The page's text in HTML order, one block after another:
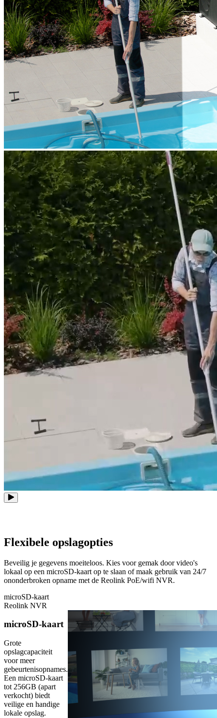
Flexibele opslagopties
Beveilig je gegevens moeiteloos. Kies voor gemak door video's
lokaal op een microSD-kaart op te slaan of maak gebruik van 24/7
ononderbroken opname met de Reolink PoE/wifi NVR.
microSD-kaart
Reolink NVR
microSD-kaart
Grote
opslagcapaciteit
voor meer
gebeurtenisopnames.
Een microSD-kaart
tot 256GB (apart
verkocht) biedt
veilige en handige
lokale opslag.